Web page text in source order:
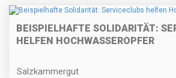
BEISPIELHAFTE SOLIDARITÄT:
HELFEN HOCHWASSEROPFER
Salzkammergut